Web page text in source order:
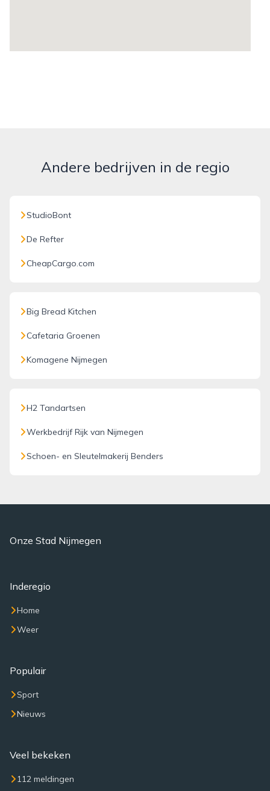
Andere bedrijven in de regio
StudioBont
De Refter
CheapCargo.com
Big Bread Kitchen
Cafetaria Groenen
Komagene Nijmegen
H2 Tandartsen
Werkbedrijf Rijk van Nijmegen
Schoen- en Sleutelmakerij Benders
Onze Stad Nijmegen
Inderegio
Home
Weer
Populair
Sport
Nieuws
Veel bekeken
112 meldingen